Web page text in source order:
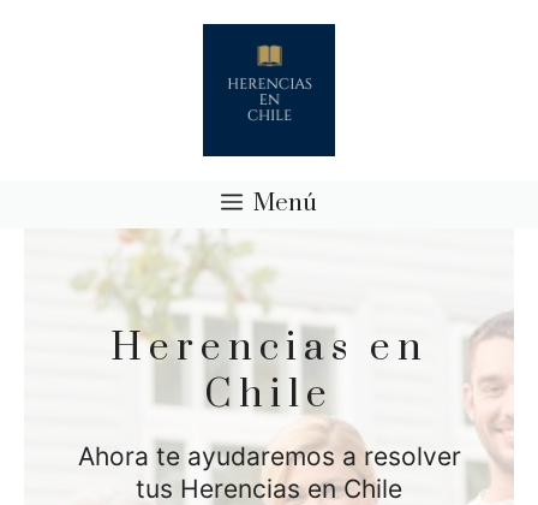
Menú
Herencias en
Chile
Ahora te ayudaremos a resolver
tus Herencias en Chile